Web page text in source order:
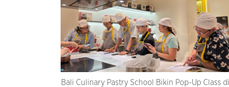
Bali Culinary Pastry School Bikin Pop-Up Class di